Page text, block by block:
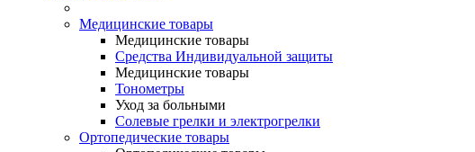
Медицинские товары
Медицинские товары
Средства Индивидуальной защиты
Медицинские товары
Тонометры
Уход за больными
Солевые грелки и электрогрелки
Ортопедические товары